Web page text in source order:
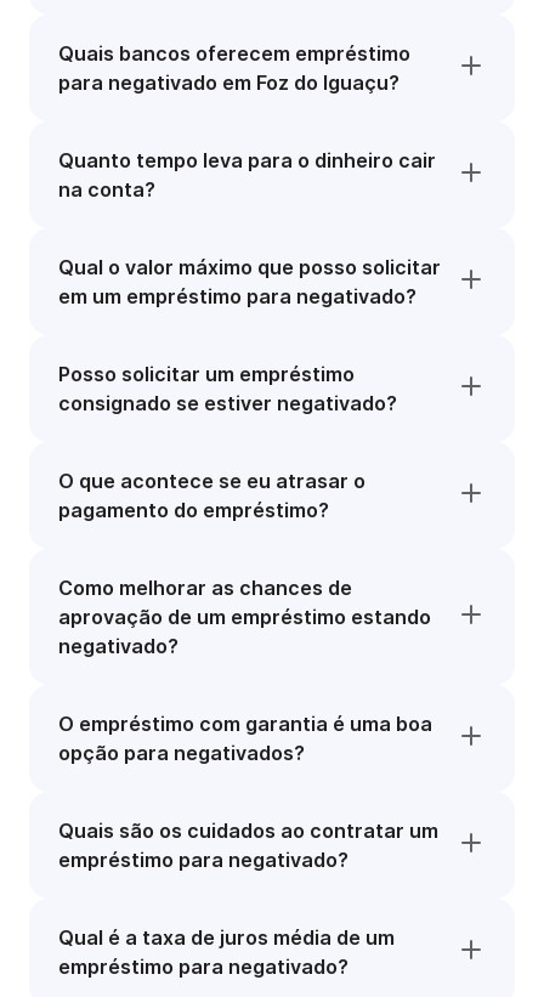
Quais bancos oferecem empréstimo
para negativado em Foz do Iguaçu?
Quanto tempo leva para o dinheiro cair
na conta?
Qual o valor máximo que posso solicitar
em um empréstimo para negativado?
Posso solicitar um empréstimo
consignado se estiver negativado?
O que acontece se eu atrasar o
pagamento do empréstimo?
Como melhorar as chances de
aprovação de um empréstimo estando
negativado?
O empréstimo com garantia é uma boa
opção para negativados?
Quais são os cuidados ao contratar um
empréstimo para negativado?
Qual é a taxa de juros média de um
empréstimo para negativado?